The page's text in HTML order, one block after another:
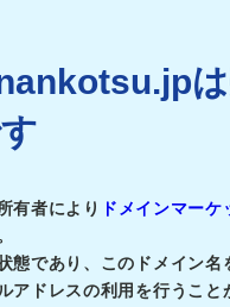
は
有者により ドメインマーケ
態であり、このドメイン名
アドレスの利用を行うこと